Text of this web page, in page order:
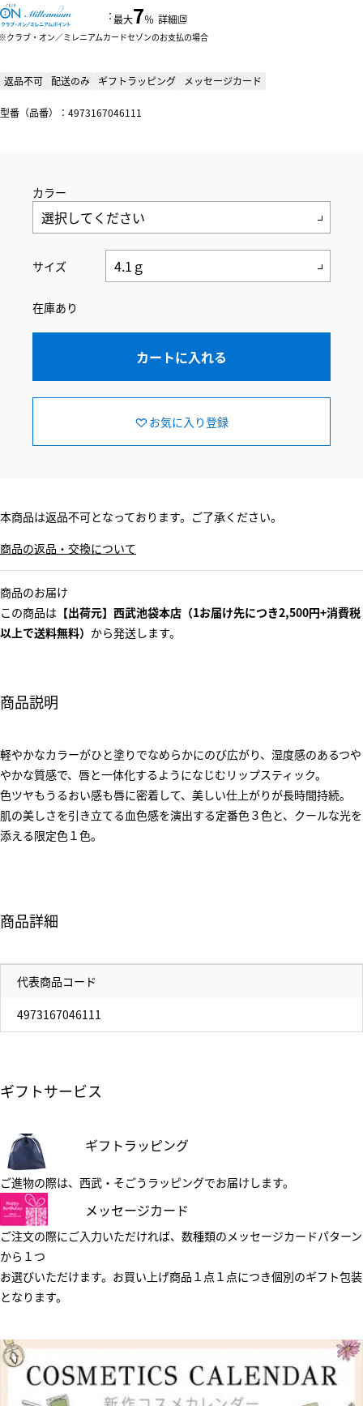
：最大7％ 詳細
クラブ・オン／ミレニアムカードセゾンのお支払の場合
返品不可 配送のみ ギフトラッピング メッセージカード
型番（品番）：4973167046111
カラー
サイズ
在庫あり
カートに入れる
お気に入り登録
本商品は返品不可となっております。ご了承ください。
商品の返品・交換について
商品のお届け
この商品は 【出荷元】西武池袋本店（1お届け先につき2,500円+消費税
以上で送料無料） から発送します。
商品説明
軽やかなカラーがひと塗りでなめらかにのび広がり、湿度感のあるつや
やかな質感で、唇と一体化するようになじむリップスティック。
色ツヤもうるおい感も唇に密着して、美しい仕上がりが長時間持続。
肌の美しさを引き立てる血色感を演出する定番色３色と、クールな光を
添える限定色１色。
商品詳細
代表商品コード
4973167046111
ギフトサービス
ギフトラッピング
ご進物の際は、西武・そごうラッピングでお届けします。
メッセージカード
ご注文の際にご入力いただければ、数種類のメッセージカードパターン
から１つ
お選びいただけます。お買い上げ商品１点１点につき個別のギフト包装
となります。